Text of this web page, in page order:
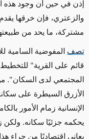
إذن في حين أن وجود هذه
والزعتري، فإن خرقها
مشتركة، ما يحد من
تصف المفوضية السامية
قائم على القرية"
المجتمعي لدى السكان".
الأزرق السيطرة على
الإنسانية زمام الأمور
يحكمه جزئيًا سكانه. ولكن
يعاني اقتصاديًا من جراء